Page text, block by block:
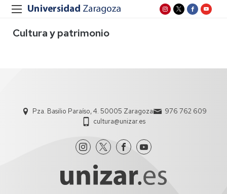
Cultura y patrimonio
Pza. Basilio Paraíso, 4. 50005 Zaragoza
976 762 609
cultura@unizar.es